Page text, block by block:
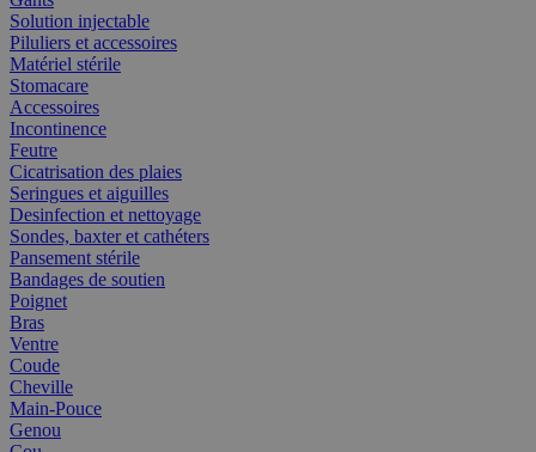
Solution injectable
Piluliers et accessoires
Matériel stérile
Stomacare
Accessoires
Incontinence
Feutre
Cicatrisation des plaies
Seringues et aiguilles
Desinfection et nettoyage
Sondes, baxter et cathéters
Pansement stérile
Bandages de soutien
Poignet
Bras
Ventre
Coude
Cheville
Main-Pouce
Genou